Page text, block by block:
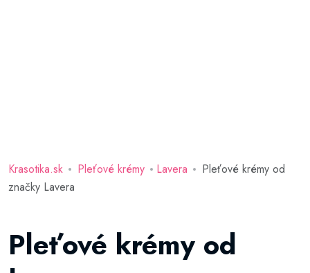
Krasotika.sk Pleťové krémy Lavera
Pleťové krémy od
značky Lavera
Pleťové krémy od